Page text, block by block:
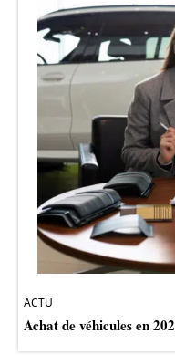
ACTU
Achat de véhicules en